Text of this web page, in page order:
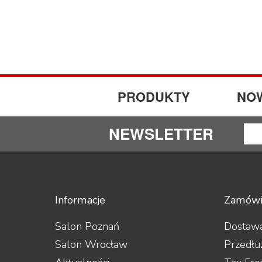
PRODUKTY
NEWSLETTER
Informacje
Salon Poznań
Salon Wrocław